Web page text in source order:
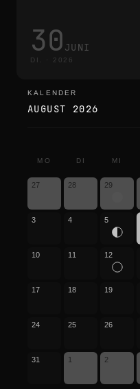
30 JUNI
DI. · 2026
kalender
KALENDER
AUGUST 2026
MO DI MI
27 28 29
3 4 5
10 11 12
17 18 19
24 25 26
31 1 2